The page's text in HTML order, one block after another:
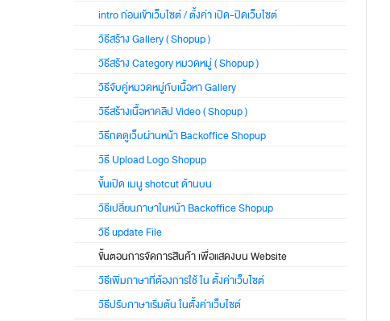
intro ก่อนเข้าเว็บไซต์ / ตั้งค่า เปิด-ปิดเว็บไซต์
วิธีสร้าง Gallery ( Shopup )
วิธีสร้าง Category หมวดหมู่ ( Shopup )
วิธีจับคู่หมวดหมู่กับเนื้อหา Gallery
วิธีสร้างเนื้อหาคลิป Video ( Shopup )
วิธีกดดูเว็บผ่านหน้า Backoffice Shopup
วิธี Upload Logo Shopup
ขั้นเปิด เมนู shotcut ด้านบน
วิธีเปลี่ยนภาษาในหน้า Backoffice Shopup
วิธี update File
ขั้นตอนการจัดการสินค้า เพื่อแสดงบน Website
วิธีเพิ่มภาษาที่ต้องการใช้ ใน ตั้งค่าเว็บไซต์
วิธีปรับภาษาเริ่มต้น ในตั้งค่าเว็บไซต์